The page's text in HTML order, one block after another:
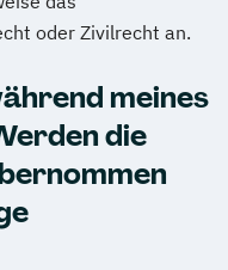
oder Zivilrecht an.
meines
die